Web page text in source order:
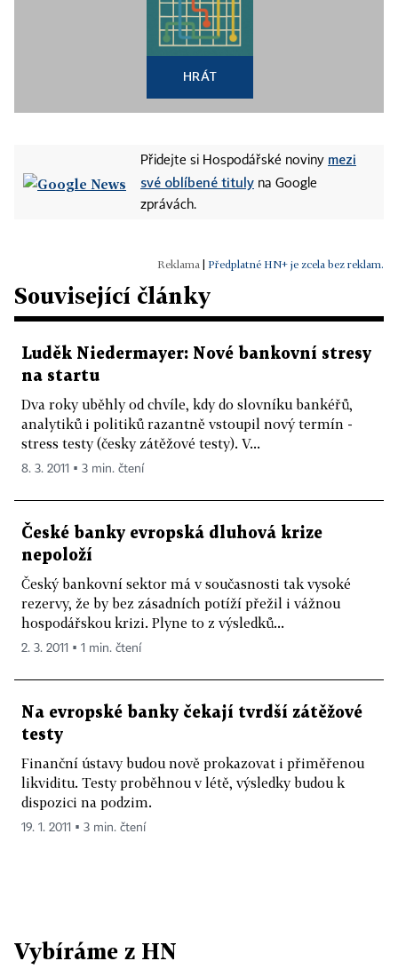
HRÁT
Přidejte si Hospodářské noviny mezi
své oblíbené tituly na Google
zprávách.
Předplatné HN+ je zcela bez reklam.
Související články
Luděk Niedermayer: Nové bankovní stresy
na startu
Dva roky uběhly od chvíle, kdy do slovníku bankéřů,
analytiků i politiků razantně vstoupil nový termín -
stress testy (česky zátěžové testy). V...
8. 3. 2011 ▪ 3 min. čtení
České banky evropská dluhová krize
nepoloží
Český bankovní sektor má v současnosti tak vysoké
rezervy, že by bez zásadních potíží přežil i vážnou
hospodářskou krizi. Plyne to z výsledků...
2. 3. 2011 ▪ 1 min. čtení
Na evropské banky čekají tvrdší zátěžové
testy
Finanční ústavy budou nově prokazovat i přiměřenou
likviditu. Testy proběhnou v létě, výsledky budou k
dispozici na podzim.
19. 1. 2011 ▪ 3 min. čtení
Vybíráme z HN